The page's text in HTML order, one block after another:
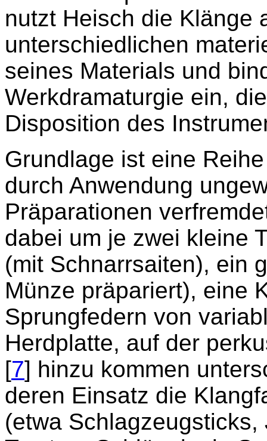
nutzt Heisch die Klänge
unterschiedlichen
seines Materials und
Werkdramaturgie ein,
Disposition des
Grundlage ist eine
durch Anwendung
Präparationen
dabei um je zwei kleine
(mit Schnarrsaiten), ein
Münze präpariert), eine
Sprungfedern von
Herdplatte, auf der
[7] hinzu kommen
deren Einsatz die
(etwa